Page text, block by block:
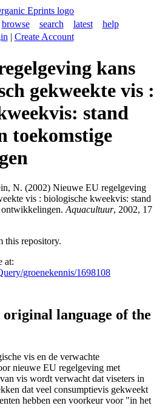
browse search latest
help
| Create Account
kans
gekweekte vis :
stand
toekomstige
N. (2002) Nieuwe EU regelgeving
vis : biologische kweekvis: stand
ontwikkelingen. Aquacultuur, 2002, 17
this repository.
at:
groenekennis/1698108
language of the
vis en de verwachte
nieuwe EU regelgeving met
vis wordt verwacht dat viseters in
dat veel consumptievis gekweekt
hebben een voorkeur voor "in het